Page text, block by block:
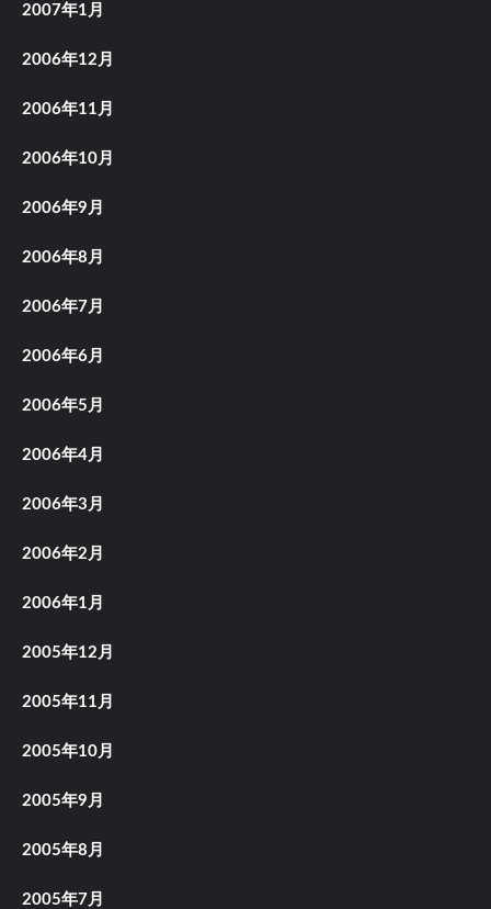
2007年1月
2006年12月
2006年11月
2006年10月
2006年9月
2006年8月
2006年7月
2006年6月
2006年5月
2006年4月
2006年3月
2006年2月
2006年1月
2005年12月
2005年11月
2005年10月
2005年9月
2005年8月
2005年7月